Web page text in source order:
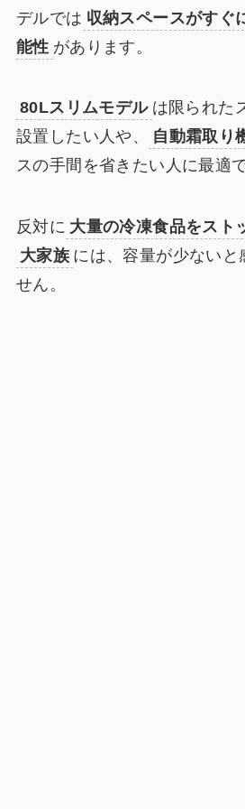
デルでは 収納スペースがすぐ
能性 があります。
80Lスリムモデル は限られた
設置したい人や、
自動霜取り
スの手間を省きたい人に最適で
反対に 大量の冷凍食品をスト
大家族 には、容量が少ないと
せん。